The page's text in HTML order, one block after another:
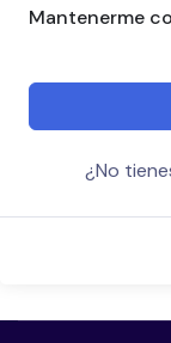
Mantenerme
¿No